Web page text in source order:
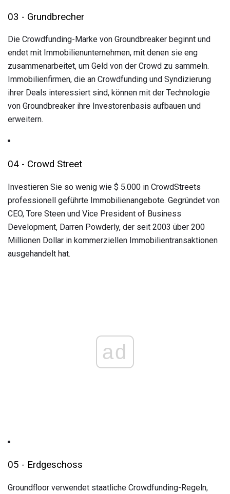
03 - Grundbrecher
Die Crowdfunding-Marke von Groundbreaker beginnt und
endet mit Immobilienunternehmen, mit denen sie eng
zusammenarbeitet, um Geld von der Crowd zu sammeln.
Immobilienfirmen, die an Crowdfunding und Syndizierung
ihrer Deals interessiert sind, können mit der Technologie
von Groundbreaker ihre Investorenbasis aufbauen und
erweitern.
04 - Crowd Street
Investieren Sie so wenig wie $ 5.000 in CrowdStreets
professionell geführte Immobilienangebote. Gegründet von
CEO, Tore Steen und Vice President of Business
Development, Darren Powderly, der seit 2003 über 200
Millionen Dollar in kommerziellen Immobilientransaktionen
ausgehandelt hat.
ad
05 - Erdgeschoss
Groundfloor verwendet staatliche Crowdfunding-Regeln,